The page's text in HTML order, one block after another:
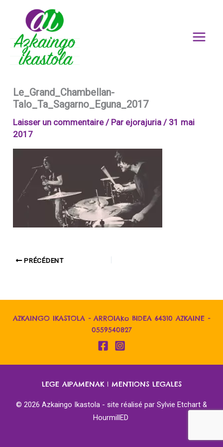
contenu
Le_Grand_Chambellan-
Talo_Ta_Sagarno_Eguna_2017
Laisser un commentaire / Par ejorajuria / 31 mai
2017
PRÉCÉDENT
AZKAINGO IKASTOLA - ARROIAko BIDEA 64310 AZKAINE -
0559540827
LEGE AIPAMENAK| MENTIONS LEGALES
© 2026 Azkaingo Ikastola - site réalisé par Sylvie Etchart &
HourmillED